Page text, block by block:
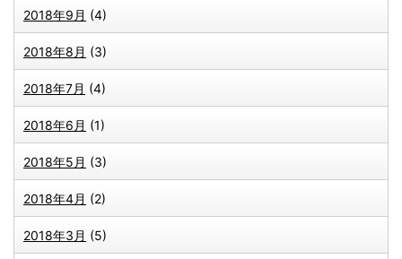
2018年9月 (4)
2018年8月 (3)
2018年7月 (4)
2018年6月 (1)
2018年5月 (3)
2018年4月 (2)
2018年3月 (5)